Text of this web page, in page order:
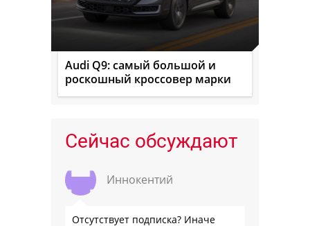
Audi Q9: самый большой и
роскошный кроссовер марки
Сейчас обсуждают
Иннокентий
Отсутствует подписка? Иначе